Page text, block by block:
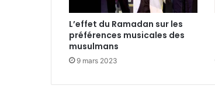
L’effet du Ramadan sur les
préférences musicales des
musulmans
9 mars 2023